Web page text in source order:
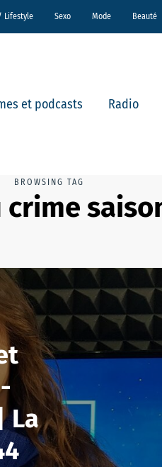
Lifestyle Sexo Mode Beauté
et podcasts Radio
BROWSING TAG
crime
La